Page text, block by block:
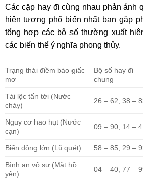
Các cặp hay đi cùng nhau phản ánh
hiện tượng phổ biến nhất bạn gặp
tổng hợp các bộ số thường xuất
các biến thể ý nghĩa phong thủy.
Trạng thái điềm báo giấc
mơ
Bộ số hay đi
chung
Tài lộc tấn tới (Nước
chảy)
26 – 62, 38 –
Nguy cơ hao hụt (Nước
cạn)
09 – 90, 14 –
Biến động lớn (Lũ quét) 58 – 85, 29 –
Bình an vô sự (Mặt hồ
yên)
04 – 40, 77 –